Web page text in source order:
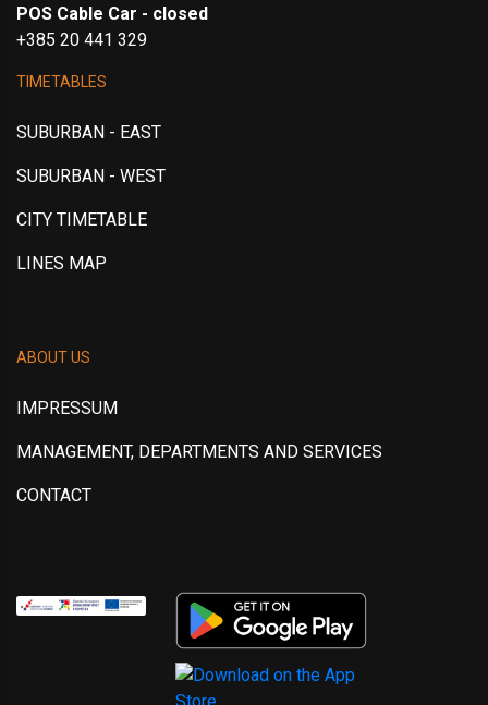
POS Cable Car - closed
+385 20 441 329
TIMETABLES
SUBURBAN - EAST
SUBURBAN - WEST
CITY TIMETABLE
LINES MAP
ABOUT US
IMPRESSUM
MANAGEMENT, DEPARTMENTS AND SERVICES
CONTACT